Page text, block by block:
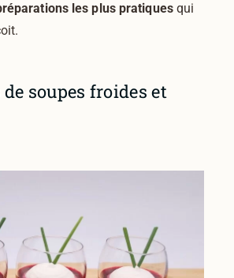
les plus pratiquesqui
soupes froides et